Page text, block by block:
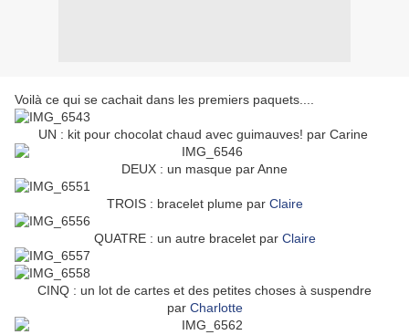
Voilà ce qui se cachait dans les premiers paquets....
UN : kit pour chocolat chaud avec guimauves! par Carine
DEUX : un masque par Anne
TROIS : bracelet plume par Claire
QUATRE : un autre bracelet par Claire
CINQ : un lot de cartes et des petites choses à suspendre
par Charlotte